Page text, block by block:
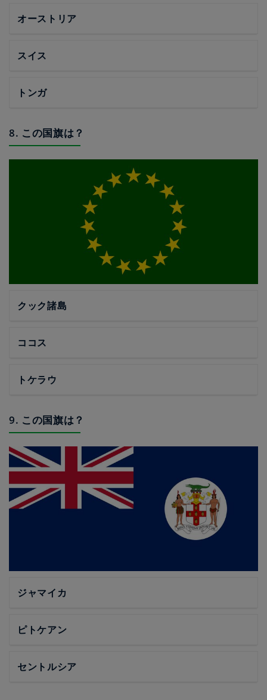
オーストリア
スイス
トンガ
8. この国旗は？
クック諸島
ココス
トケラウ
9. この国旗は？
ジャマイカ
ピトケアン
セントルシア